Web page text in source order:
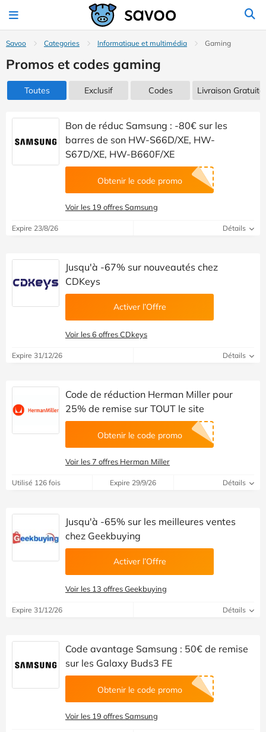
Savoo Categories Informatique et multimédia Gaming
Promos et codes gaming
Toutes Exclusif Codes Livraison Gratuite
Bon de réduc Samsung : -80€ sur les
barres de son HW-S66D/XE, HW-
S67D/XE, HW-B660F/XE
Obtenir le code promo
Voir les 19 offres Samsung
Expire 23/8/26 Détails
Jusqu'à -67% sur nouveautés chez
CDKeys
Activer l’Offre
Voir les 6 offres CDkeys
Expire 31/12/26 Détails
Code de réduction Herman Miller pour
25% de remise sur TOUT le site
Obtenir le code promo
Voir les 7 offres Herman Miller
Utilisé 126 fois Expire 29/9/26 Détails
Jusqu'à -65% sur les meilleures ventes
chez Geekbuying
Activer l’Offre
Voir les 13 offres Geekbuying
Expire 31/12/26 Détails
Code avantage Samsung : 50€ de remise
sur les Galaxy Buds3 FE
Obtenir le code promo
Voir les 19 offres Samsung